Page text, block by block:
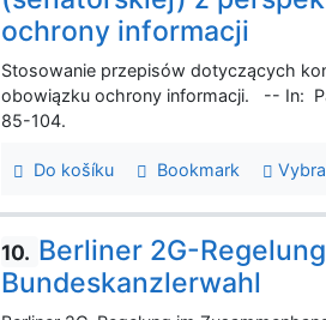
ochrony informacji
Stosowanie przepisów dotyczących
obowiązku ochrony informacji. -- In:
85-104.
Do košíku Bookmark
10. Berliner 2G-
Bundeskanzlerwahl